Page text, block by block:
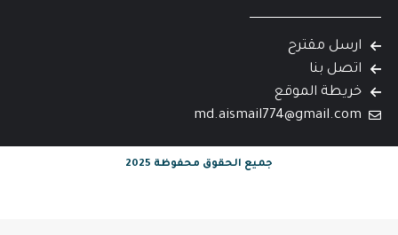
ارسل مقترح
اتصل بنا
خريطة الموقع
md.aismail774@gmail.com
جميع الحقوق محفوظة 2025